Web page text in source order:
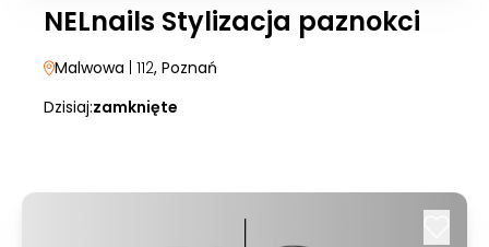
NELnails Stylizacja paznokci
Malwowa | 112, Poznań
Dzisiaj:zamknięte